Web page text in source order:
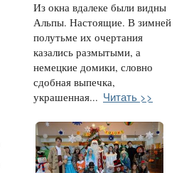
Из окна вдалеке были видны
Альпы. Настоящие. В зимней
полутьме их очертания
казались размытыми, а
немецкие домики, словно
сдобная выпечка,
украшенная... Читать >>